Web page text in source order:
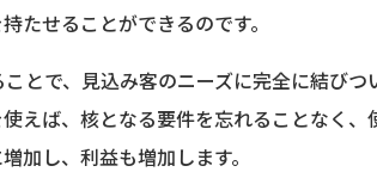
たせることができるのです。
とで、見込み客のニーズに完全に結び
えば、核となる要件を忘れることなく
加し、利益も増加します。